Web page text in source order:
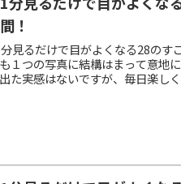
！
見るだけで目がよくなる28のす
１つの写真に結構はまって意地
た実感はないですが、毎日楽し